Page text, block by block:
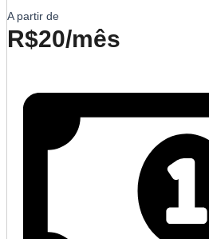
A partir de
R$20/mês